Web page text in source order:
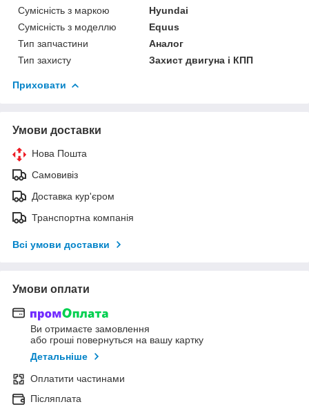
Сумісність з маркою
Hyundai
Сумісність з моделлю
Equus
Тип запчастини
Аналог
Тип захисту
Захист двигуна і КПП
Приховати
Умови доставки
Нова Пошта
Самовивіз
Доставка кур'єром
Транспортна компанія
Всі умови доставки
Умови оплати
Ви отримаєте замовлення
або гроші повернуться на вашу картку
Детальніше
Оплатити частинами
Післяплата